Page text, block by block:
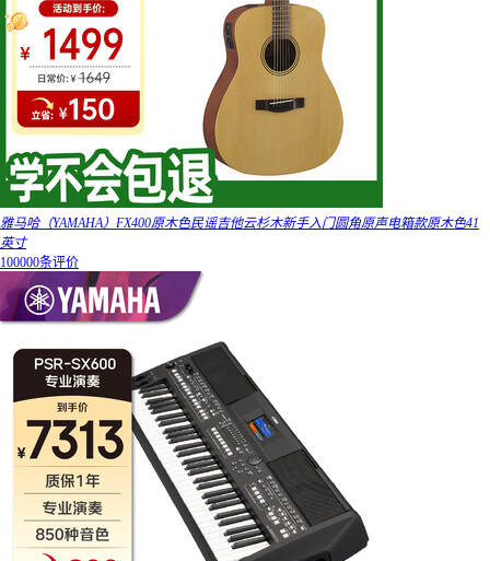
雅马哈（YAMAHA）FX400原木色民谣吉他云杉木新手入门圆角原声电箱款原木色41
英寸
100000条评价